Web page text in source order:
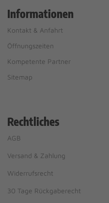
Informationen
Kontakt & Anfahrt
Öffnungszeiten
Kompetente Partner
Sitemap
Rechtliches
AGB
Versand & Zahlung
Widerrufsrecht
30 Tage Rückgaberecht